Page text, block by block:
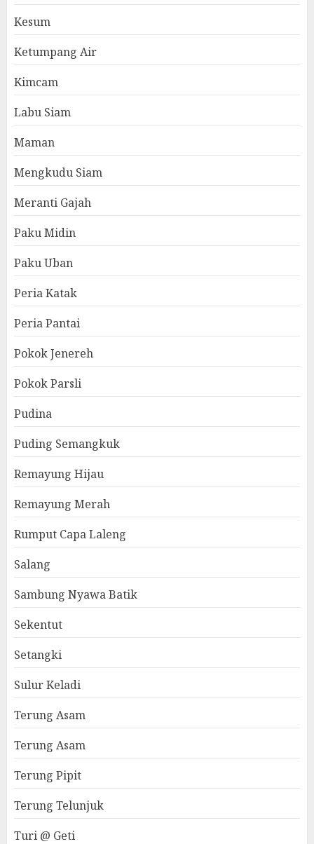
Kesum
Ketumpang Air
Kimcam
Labu Siam
Maman
Mengkudu Siam
Meranti Gajah
Paku Midin
Paku Uban
Peria Katak
Peria Pantai
Pokok Jenereh
Pokok Parsli
Pudina
Puding Semangkuk
Remayung Hijau
Remayung Merah
Rumput Capa Laleng
Salang
Sambung Nyawa Batik
Sekentut
Setangki
Sulur Keladi
Terung Asam
Terung Asam
Terung Pipit
Terung Telunjuk
Turi @ Geti